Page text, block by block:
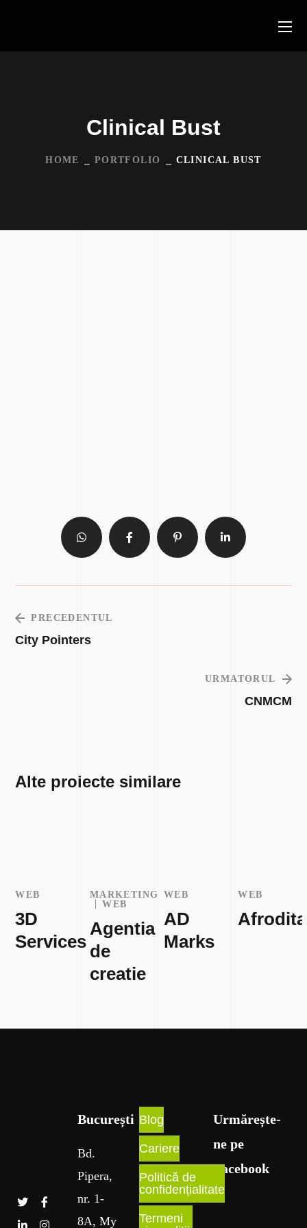
Clinical Bust
HOME PORTFOLIO CLINICAL BUST
PRECEDENTUL
City Pointers
URMATORUL
CNMCM
Alte proiecte similare
WEB
3D
Services
MARKETING
WEB
Agentia
de
creatie
WEB
AD
Marks
WEB
Afrodita
București​
Bd.
Pipera,
nr. 1-
8A, My
Blog
Cariere
Politică de
confidențialitate
Termeni
Urmărește-
ne pe
Facebook